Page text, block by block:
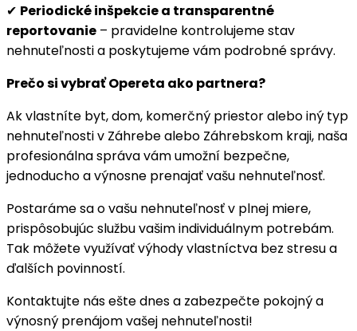
✔ Periodické inšpekcie a transparentné
reportovanie – pravidelne kontrolujeme stav
nehnuteľnosti a poskytujeme vám podrobné správy.
Prečo si vybrať Opereta ako partnera?
Ak vlastníte byt, dom, komerčný priestor alebo iný typ
nehnuteľnosti v Záhrebe alebo Záhrebskom kraji, naša
profesionálna správa vám umožní bezpečne,
jednoducho a výnosne prenajať vašu nehnuteľnosť.
Postaráme sa o vašu nehnuteľnosť v plnej miere,
prispôsobujúc službu vašim individuálnym potrebám.
Tak môžete využívať výhody vlastníctva bez stresu a
ďalších povinností.
Kontaktujte nás ešte dnes a zabezpečte pokojný a
výnosný prenájom vašej nehnuteľnosti!